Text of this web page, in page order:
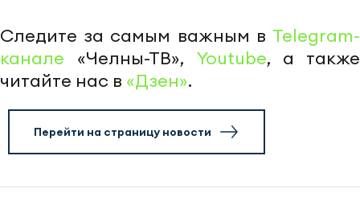
Следите за самым важным в Telegram-
канале «Челны-ТВ», Youtube, а также
читайте нас в «Дзен».
Перейти на страницу новости